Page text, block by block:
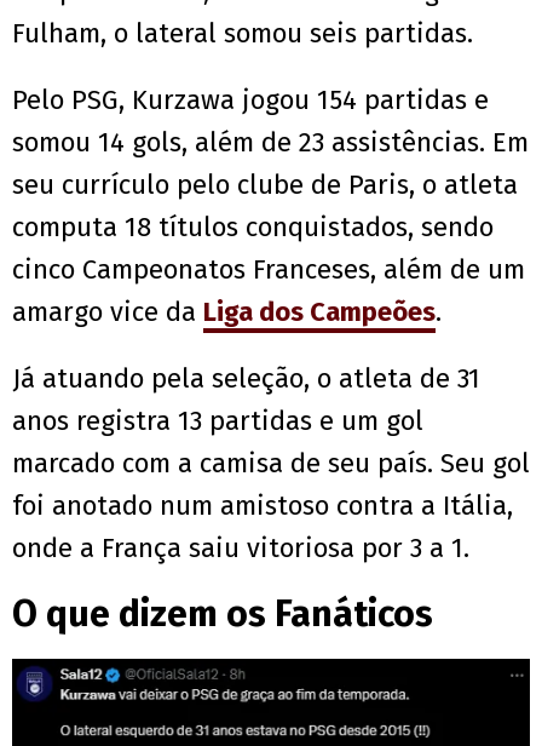
Fulham, o lateral somou seis partidas.
Pelo PSG, Kurzawa jogou 154 partidas e
somou 14 gols, além de 23 assistências. Em
seu currículo pelo clube de Paris, o atleta
computa 18 títulos conquistados, sendo
cinco Campeonatos Franceses, além de um
amargo vice da Liga dos Campeões.
Já atuando pela seleção, o atleta de 31
anos registra 13 partidas e um gol
marcado com a camisa de seu país. Seu gol
foi anotado num amistoso contra a Itália,
onde a França saiu vitoriosa por 3 a 1.
O que dizem os Fanáticos